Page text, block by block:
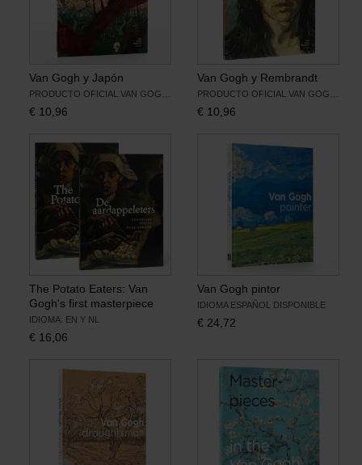
Van Gogh y Japón
€ 10,96
Van Gogh y Rembrandt
€ 10,96
The Potato Eaters: Van
Gogh's first masterpiece
IDIOMA: EN Y NL
€ 16,06
Van Gogh pintor
IDIOMA ESPAÑOL DISPONIBLE
€ 24,72